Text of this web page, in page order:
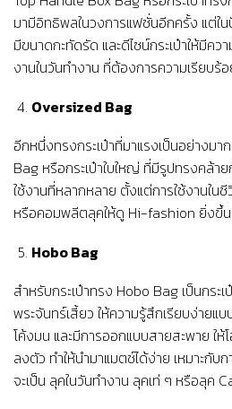
มามีอิทธิพลในวงการแฟชั่นอีกครั้ง แต่ใน
มีขนาดกะทัดรัด และดีไซน์กระเป๋าให้มีค
งานในวันทำงาน ที่ต้องการความเรียบร้
Oversized Bag
อีกหนึ่งทรงกระเป๋าที่มาแรงเป็นอย่างม
Bag หรือกระเป๋าใบใหญ่ ที่มีรูปทรงคล้า
ใช้งานที่หลากหลาย ตั้งแต่การใช้งานใน
หรือคอมพลีตลุคให้ดู Hi-fashion ยิ่งขึ้น
Hobo Bag
สำหรับกระเป๋าทรง Hobo Bag เป็นกระ
พระจันทร์เสี้ยว ให้ความรู้สึกเรียบง่ายแ
โค้งมน และมีการออกแบบสายสะพาย ให้
ลงตัว ทำให้นำมาแมตช์ได้ง่าย เหมาะกับ
จะเป็น ลุคในวันทำงาน ลุคเท่ ๆ หรือลุค